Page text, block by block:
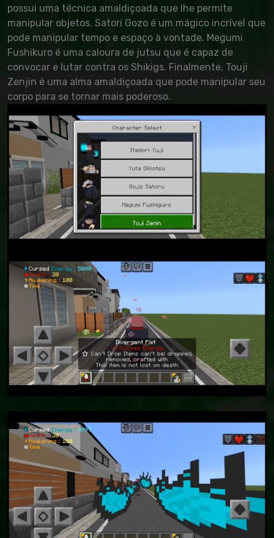
possui uma técnica amaldiçoada que lhe permite
manipular objetos. Satori Gozo é um mágico incrível que
pode manipular tempo e espaço à vontade. Megumi
Fushikuro é uma caloura de jutsu que é capaz de
convocar e lutar contra os Shikigs. Finalmente, Touji
Zenjin é uma alma amaldiçoada que pode manipular seu
corpo para se tornar mais poderoso.